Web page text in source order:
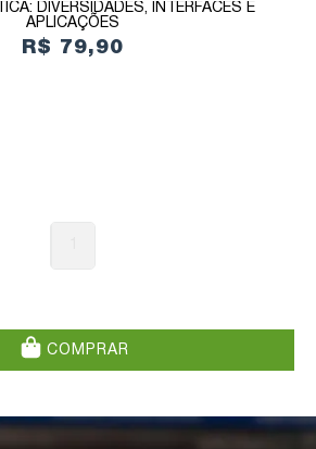
DIVERSIDADES, INTERFACES E
APLICAÇÕES
R$ 79,90
COMPRAR